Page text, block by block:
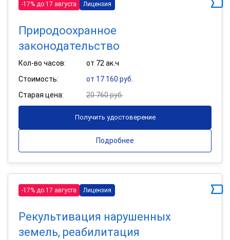
-17% до 17 августа Лицензия
Природоохранное
законодательство
Кол-во часов:
от 72 ак.ч
Стоимость:
от 17 160 руб.
Старая цена:
20 760 руб.
Получить удостоверение
Подробнее
-17% до 17 августа Лицензия
Рекультивация нарушенных
земель, реабилитация